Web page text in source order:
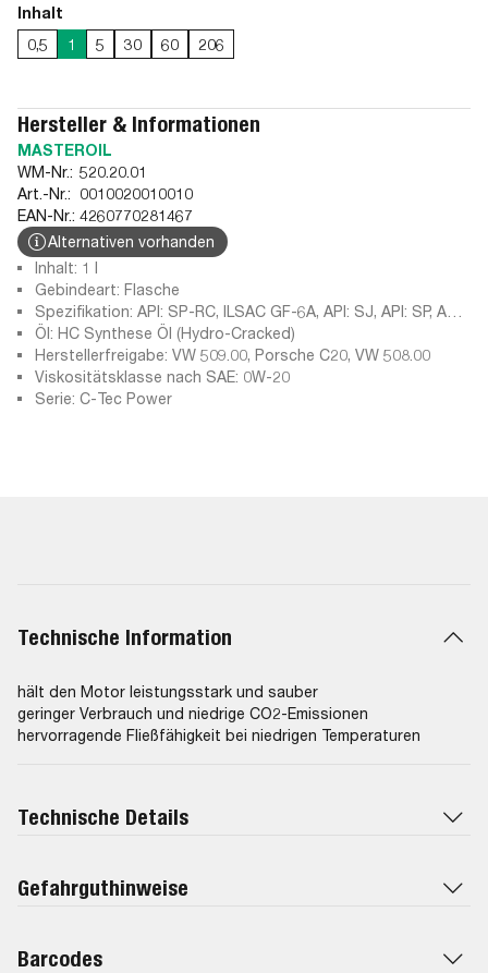
Inhalt
0,5
1 5 30 60 206
Hersteller & Informationen
MASTEROIL
WM-Nr.: 520.20.01
Art.-Nr.: 0010020010010
EAN-Nr.: 4260770281467
Alternativen vorhanden
Inhalt: 1 l
Gebindeart: Flasche
Spezifikation: API: SP-RC, ILSAC GF-6A, API: SJ, API: SP, API:
SN PLUS, ILSAC GF-5, ILSAC GF-3, ACEA C5-16, API: SM,
API: SN, Ford M2C956-A1, ILSAC GF-4, API: SL, Porsche C20,
VW 508 00, VW 509 00
Öl: HC Synthese Öl (Hydro-Cracked)
Herstellerfreigabe: VW 509.00, Porsche C20, VW 508.00
Viskositätsklasse nach SAE: 0W-20
Serie: C-Tec Power
Technische Information
hält den Motor leistungsstark und sauber
geringer Verbrauch und niedrige CO2-Emissionen
hervorragende Fließfähigkeit bei niedrigen Temperaturen
Technische Details
Gefahrguthinweise
Barcodes